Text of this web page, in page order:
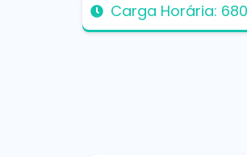
Carga Horária: